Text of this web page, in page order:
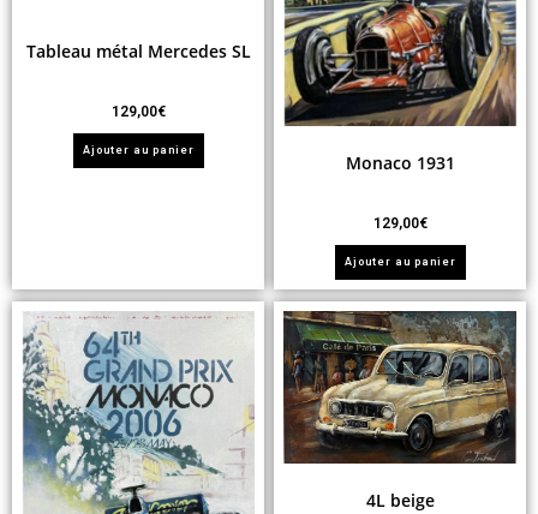
Tableau métal Mercedes SL
129,00€
Ajouter au panier
Monaco 1931
129,00€
Ajouter au panier
4L beige